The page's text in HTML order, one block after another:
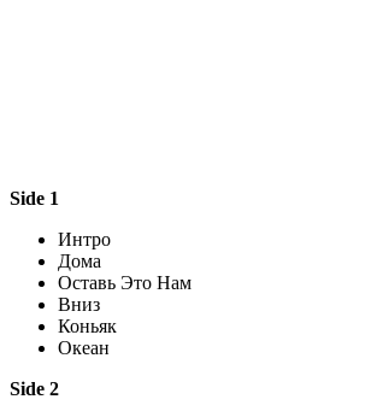
Side 1
Интро
Дома
Оставь Это Нам
Вниз
Коньяк
Океан
Side 2